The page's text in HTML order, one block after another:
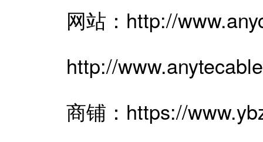
网站：http://
http://
商铺：https://